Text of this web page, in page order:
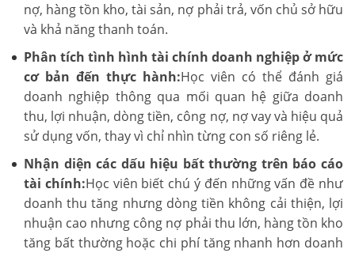
nợ, hàng tồn kho, tài sản, nợ phải trả, vốn chủ sở hữu
và khả năng thanh toán.
Phân tích tình hình tài chính doanh nghiệp ở mức
cơ bản đến thực hành:Học viên có thể đánh giá
doanh nghiệp thông qua mối quan hệ giữa doanh
thu, lợi nhuận, dòng tiền, công nợ, nợ vay và hiệu quả
sử dụng vốn, thay vì chỉ nhìn từng con số riêng lẻ.
Nhận diện các dấu hiệu bất thường trên báo cáo
tài chính:Học viên biết chú ý đến những vấn đề như
doanh thu tăng nhưng dòng tiền không cải thiện, lợi
nhuận cao nhưng công nợ phải thu lớn, hàng tồn kho
tăng bất thường hoặc chi phí tăng nhanh hơn doanh